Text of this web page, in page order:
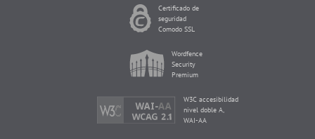
Certificado de
seguridad
Comodo SSL
Wordfence
Security
Premium
W3C accesibilidad
nivel doble A,
WAI-AA